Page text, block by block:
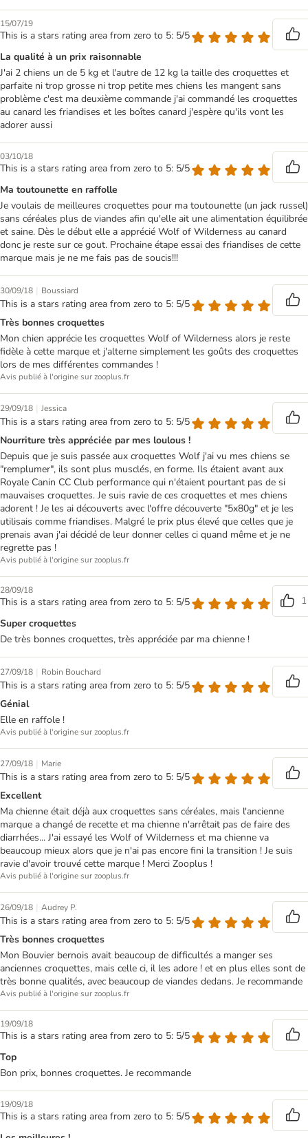
15/07/19
This is a stars rating area from zero to 5: 5/5
La qualité à un prix raisonnable
J'ai 2 chiens un de 5 kg et l'autre de 12 kg la taille des croquettes et
parfaite ni trop grosse ni trop petite mes chiens les mangent sans
problème c'est ma deuxième commande j'ai commandé les croquettes
au canard les friandises et les boîtes canard j'espère qu'ils vont les
adorer aussi
03/10/18
This is a stars rating area from zero to 5: 5/5
Ma toutounette en raffolle
Je voulais de meilleures croquettes pour ma toutounette (un jack russel)
sans céréales plus de viandes afin qu'elle ait une alimentation équilibrée
et saine. Dès le début elle a apprécié Wolf of Wilderness au canard
donc je reste sur ce gout. Prochaine étape essai des friandises de cette
marque mais je ne me fais pas de soucis!!!
30/09/18 | Boussiard
This is a stars rating area from zero to 5: 5/5
Très bonnes croquettes
Mon chien apprécie les croquettes Wolf of Wilderness alors je reste
fidèle à cette marque et j'alterne simplement les goûts des croquettes
lors de mes différentes commandes !
Avis publié à l'origine sur zooplus.fr
29/09/18 | Jessica
This is a stars rating area from zero to 5: 5/5
Nourriture très appréciée par mes loulous !
Depuis que je suis passée aux croquettes Wolf j'ai vu mes chiens se
"remplumer", ils sont plus musclés, en forme. Ils étaient avant aux
Royale Canin CC Club performance qui n'étaient pourtant pas de si
mauvaises croquettes. Je suis ravie de ces croquettes et mes chiens
adorent ! Je les ai découverts avec l'offre découverte "5x80g" et je les
utilisais comme friandises. Malgré le prix plus élevé que celles que je
prenais avan j'ai décidé de leur donner celles ci quand même et je ne
regrette pas !
Avis publié à l'origine sur zooplus.fr
28/09/18
This is a stars rating area from zero to 5: 5/5
1
Super croquettes
De très bonnes croquettes, très appréciée par ma chienne !
27/09/18 | Robin Bouchard
This is a stars rating area from zero to 5: 5/5
Génial
Elle en raffole !
Avis publié à l'origine sur zooplus.fr
27/09/18 | Marie
This is a stars rating area from zero to 5: 5/5
Excellent
Ma chienne était déjà aux croquettes sans céréales, mais l'ancienne
marque a changé de recette et ma chienne n'arrêtait pas de faire des
diarrhées... J'ai essayé les Wolf of Wilderness et ma chienne va
beaucoup mieux alors que je n'ai pas encore fini la transition ! Je suis
ravie d'avoir trouvé cette marque ! Merci Zooplus !
Avis publié à l'origine sur zooplus.fr
26/09/18 | Audrey P.
This is a stars rating area from zero to 5: 5/5
Très bonnes croquettes
Mon Bouvier bernois avait beaucoup de difficultés a manger ses
anciennes croquettes, mais celle ci, il les adore ! et en plus elles sont de
très bonne qualités, avec beaucoup de viandes dedans. Je recommande
Avis publié à l'origine sur zooplus.fr
19/09/18
This is a stars rating area from zero to 5: 5/5
Top
Bon prix, bonnes croquettes. Je recommande
19/09/18
This is a stars rating area from zero to 5: 5/5